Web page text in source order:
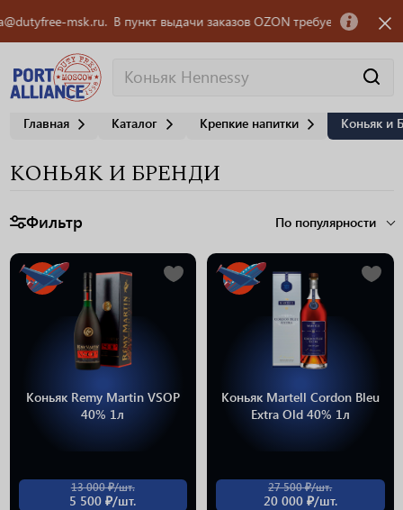
В пункт выдачи заказов OZON требуется сотрудник!
Главная Каталог Крепкие напитки Коньяк и
КОНЬЯК И БРЕНДИ
Фильтр По популярности
Коньяк Remy Martin VSOP
40% 1л
13 000 ₽/шт.
5 500 ₽/шт.
Коньяк Martell Cordon Bleu
Extra Old 40% 1л
27 500 ₽/шт.
20 000 ₽/шт.